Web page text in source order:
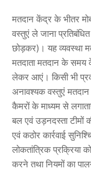
मतदान केंद्र के भीतर
वस्तुएं ले जाना
छोड़कर)। यह व्यवस्था
मतदाता मतदान के समय
लेकर आएं। किसी भी
अनावश्यक वस्तुएं मतदान
कैमरों के माध्यम से
बल एवं उड़नदस्ता टीमों
एवं कठोर कार्रवाई
लोकतांत्रिक प्रक्रिया
करने तथा नियमों का